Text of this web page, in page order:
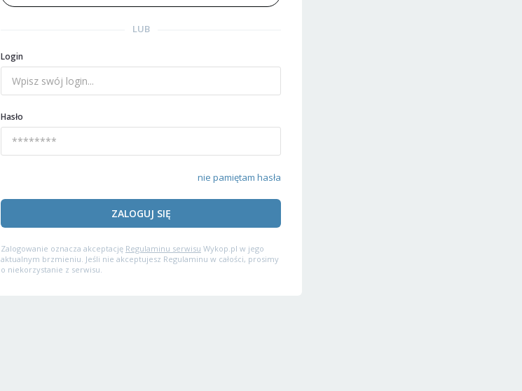
LUB
Login
Hasło
nie pamiętam hasła
ZALOGUJ SIĘ
Zalogowanie oznacza akceptację Regulaminu serwisu Wykop.pl w jego
aktualnym brzmieniu. Jeśli nie akceptujesz Regulaminu w całości, prosimy
o niekorzystanie z serwisu.